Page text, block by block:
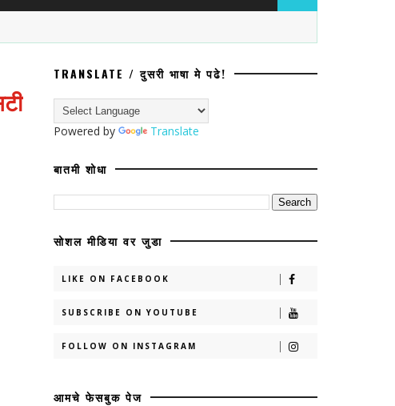
गुन्हा; प्रवेश नाकारल्याचा व जातीय अपमानाचा
TRANSLATE / दुसरी भाषा मे पढे!
Powered by Translate
बातमी शोधा
सोशल मीडिया वर जुडा
LIKE ON FACEBOOK
SUBSCRIBE ON YOUTUBE
FOLLOW ON INSTAGRAM
आमचे फेसबुक पेज